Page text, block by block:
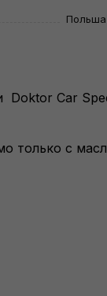
Польша
Doktor Car
только с